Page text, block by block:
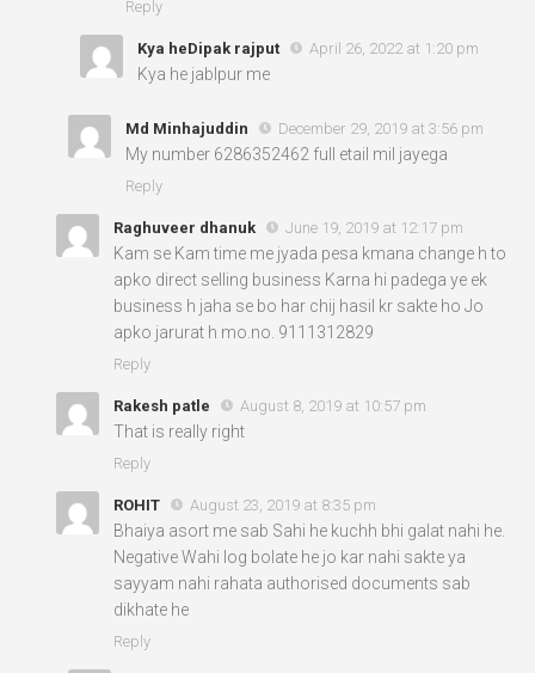
Reply
Kya heDipak rajput April 26, 2022 at 1:20 pm
Kya he jablpur me
Md Minhajuddin December 29, 2019 at 3:56 pm
My number 6286352462 full etail mil jayega
Reply
Raghuveer dhanuk June 19, 2019 at 12:17 pm
Kam se Kam time me jyada pesa kmana change h to
apko direct selling business Karna hi padega ye ek
business h jaha se bo har chij hasil kr sakte ho Jo
apko jarurat h mo.no. 9111312829
Reply
Rakesh patle August 8, 2019 at 10:57 pm
That is really right
Reply
ROHIT August 23, 2019 at 8:35 pm
Bhaiya asort me sab Sahi he kuchh bhi galat nahi he.
Negative Wahi log bolate he jo kar nahi sakte ya
sayyam nahi rahata authorised documents sab
dikhate he
Reply